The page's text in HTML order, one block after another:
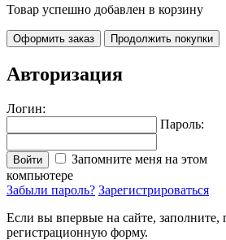
Товар успешно добавлен в корзину
Оформить заказ Продолжить покупки
Авторизация
Логин:
Пароль:
Войти
Запомните меня на этом
компьютере
Забыли пароль? Зарегистрироваться
Если вы впервые на сайте, заполните,
регистрационную форму.